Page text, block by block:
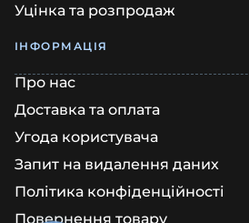
Уцінка та розпродаж
ІНФОРМАЦІЯ
Про нас
Доставка та оплата
Угода користувача
Запит на видалення даних
Політика конфіденційності
Повернення товару